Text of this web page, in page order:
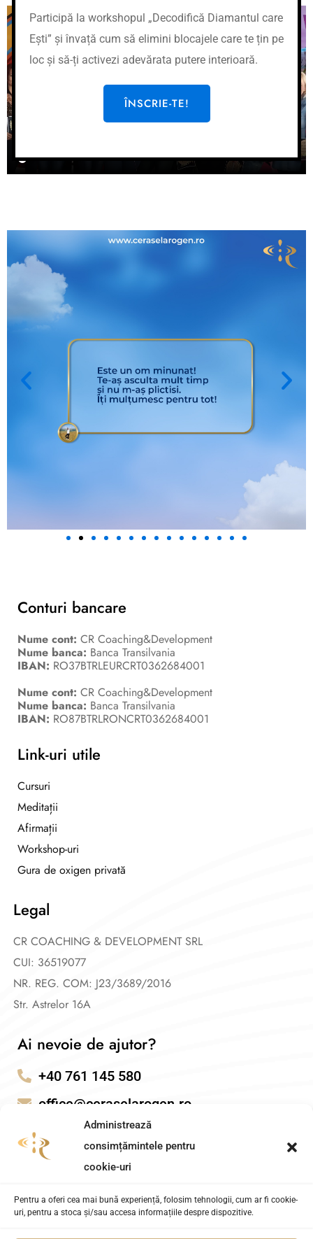
Administrează
consimțămintele pentru
cookie-uri
Pentru a oferi cea mai bună experiență, folosim tehnologii, cum ar fi cookie-
uri, pentru a stoca și/sau accesa informațiile despre dispozitive.
Conturi bancare
Nume cont: CR Coaching&Development
Nume banca: Banca Transilvania
IBAN: RO37BTRLEURCRT0362684001
Nume cont: CR Coaching&Development
Nume banca: Banca Transilvania
IBAN: RO87BTRLRONCRT0362684001
Link-uri utile
Cursuri
Meditații
Afirmații
Workshop-uri
Gura de oxigen privată
Legal
CR COACHING & DEVELOPMENT SRL
CUI: 36519077
NR. REG. COM: J23/3689/2016
Str. Astrelor 16A
Ai nevoie de ajutor?
+40 761 145 580
office@ceraselarogen.ro
Participă la workshopul „Decodifică Diamantul care
Ești” și învață cum să elimini blocajele care te țin pe
loc și să-ți activezi adevărata putere interioară.
ÎNSCRIE-TE!